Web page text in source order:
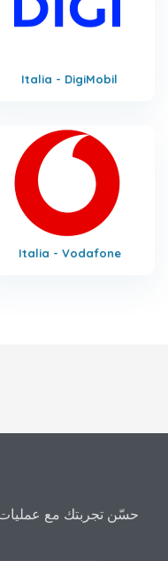
Italia - DigiMobil
Italia - Vodafone
حسّن تجربتك مع